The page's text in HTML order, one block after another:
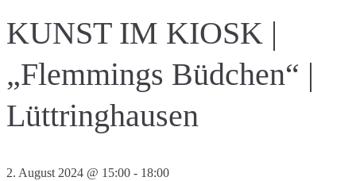
KUNST IM KIOSK |
„Flemmings Büdchen“ |
Lüttringhausen
2. August 2024 @ 15:00 - 18:00